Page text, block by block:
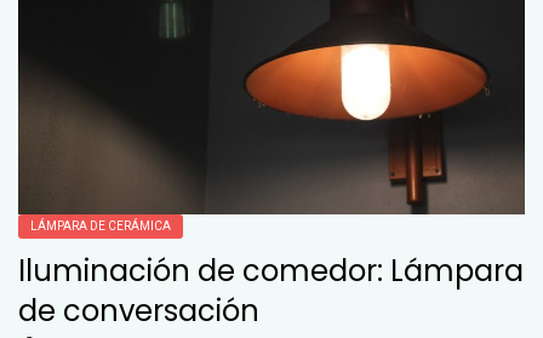
LÁMPARA DE CERÁMICA
Iluminación de comedor: Lámpara
de conversación